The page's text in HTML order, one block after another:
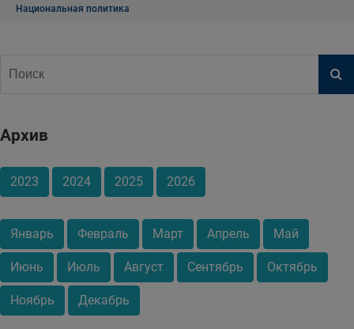
Национальная политика
Архив
2023 2024 2025 2026
Январь Февраль Март Апрель Май
Июнь Июль Август Сентябрь Октябрь
Ноябрь Декабрь